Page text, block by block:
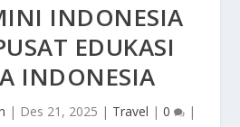
INDONESIA
EDUKASI
INDONESIA
| Des 21, 2025 | Travel | 0 |